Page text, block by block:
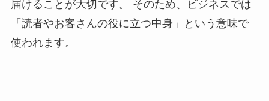
届けることが大切です。 そのため、ビジネスでは
「読者やお客さんの役に立つ中身」という意味で
使われます。